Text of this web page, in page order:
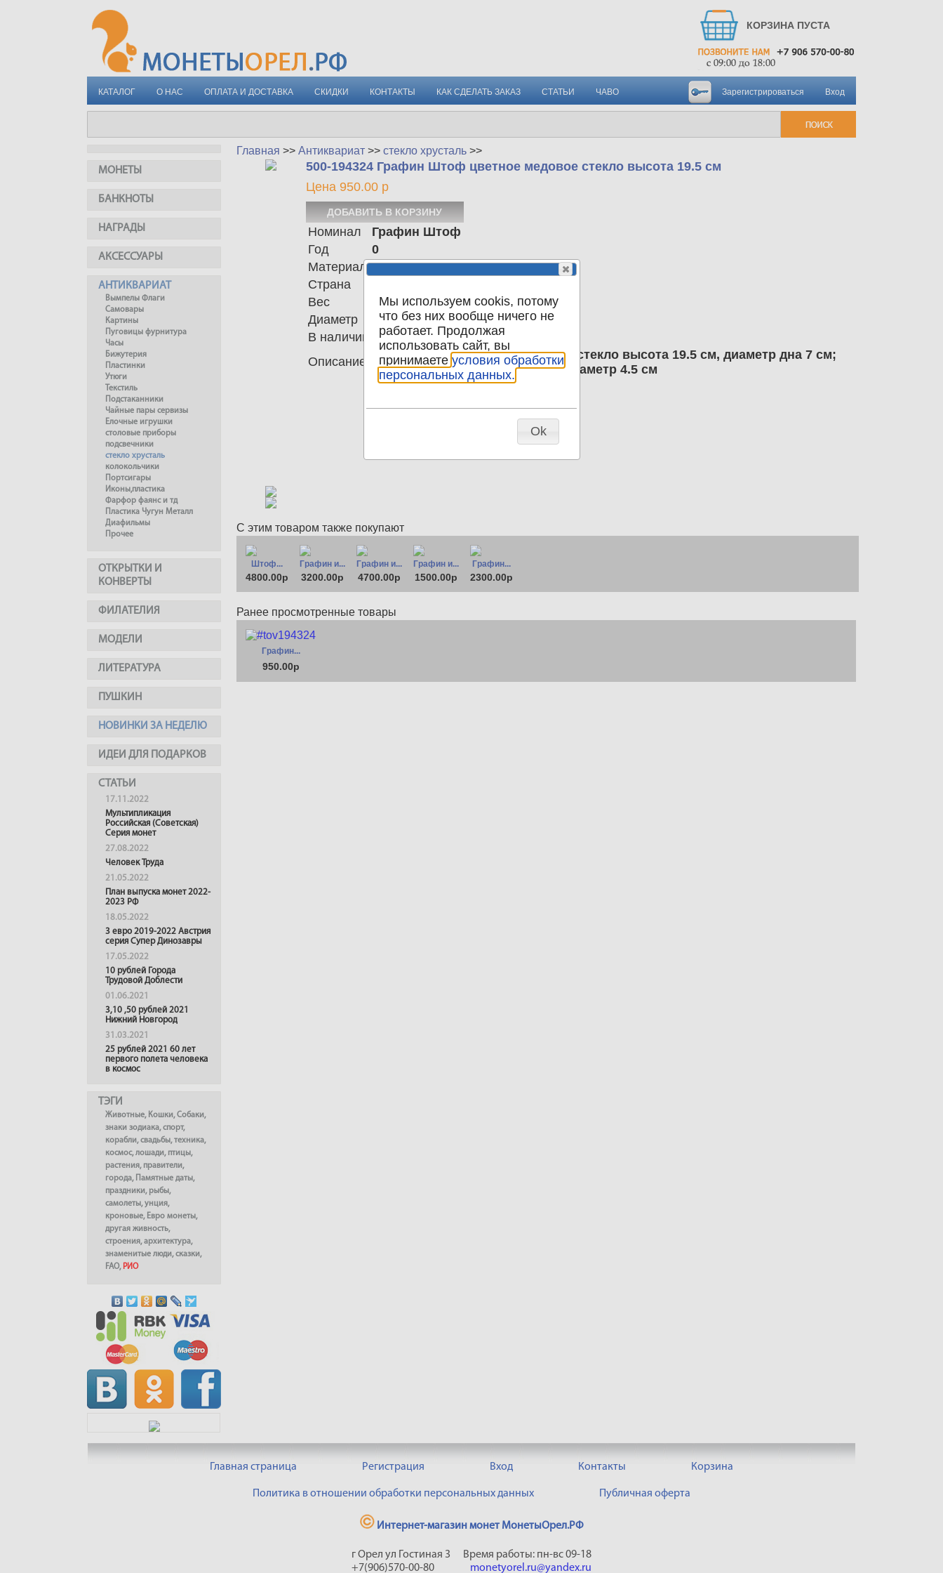
КОРЗИНА ПУСТА
КАТАЛОГ О НАС ОПЛАТА И ДОСТАВКА СКИДКИ КОНТАКТЫ КАК СДЕЛАТЬ ЗАКАЗ СТАТЬИ ЧАВО Вход
Зарегистрироваться
МОНЕТЫ
БАНКНОТЫ
НАГРАДЫ
АКСЕССУАРЫ
АНТИКВАРИАТ
Вымпелы Флаги
Самовары
Картины
Пуговицы фурнитура
Часы
Бижутерия
Пластинки
Утюги
Текстиль
Подстаканники
Чайные пары сервизы
Елочные игрушки
столовые приборы
подсвечники
стекло хрусталь
колокольчики
Портсигары
Иконы,пластика
Фарфор фаянс и тд
Пластика Чугун Металл
Диафильмы
Прочее
ОТКРЫТКИ И
КОНВЕРТЫ
ФИЛАТЕЛИЯ
МОДЕЛИ
ЛИТЕРАТУРА
ПУШКИН
НОВИНКИ ЗА НЕДЕЛЮ
ИДЕИ ДЛЯ ПОДАРКОВ
СТАТЬИ
17.11.2022
Мультипликация
Российская (Советская)
Серия монет
27.08.2022
Человек Труда
21.05.2022
План выпуска монет 2022-
2023 РФ
18.05.2022
3 евро 2019-2022 Австрия
серия Супер Динозавры
17.05.2022
10 рублей Города
Трудовой Доблести
01.06.2021
3,10 ,50 рублей 2021
Нижний Новгород
31.03.2021
25 рублей 2021 60 лет
первого полета человека
в космос
ТЭГИ
Животные, Кошки,Собаки,
знаки зодиака,спорт,
корабли,свадьбы,техника,
космос,лошади, птицы,
растения, правители,
города, Памятные даты,
праздники, рыбы,
самолеты,унция,
кроновые, Евро монеты,
другая живность,
строения,архитектура,
знаменитые люди,сказки,
FAO, РИО
Главная >> Антиквариат >> стекло хрусталь >>
500-194324 Графин Штоф цветное медовое стекло высота 19.5 см
Цена 950.00 р
Номинал
Графин Штоф
Год
0
Материал стекло
Страна
Вес
533.00
Диаметр
0.00
В наличии
Описание
Графин Штоф цветное медовое стекло высота 19.5 см, диаметр дна 7 см;
стопка-пробка: высота 4.5 см, диаметр 4.5 см
С этим товаром также покупают
Штоф...
4800.00р
Графин и...
3200.00р
Графин и...
4700.00р
Графин и...
1500.00р
Графин...
2300.00р
Ранее просмотренные товары
Графин...
950.00р
Главная страница Регистрация Вход Контакты Корзина
Политика в отношении обработки персональных данных Публичная оферта
Интернет-магазин монет МонетыОрел.РФ
г Орел ул Гостиная 3
+7(906)570-00-80
Время работы: пн-вс 09-18
monetyorel.ru@yandex.ru
Мы используем cookis, потому
что без них вообще ничего не
работает. Продолжая
использовать сайт, вы
принимаете условия обработки
персональных данных.
Ok